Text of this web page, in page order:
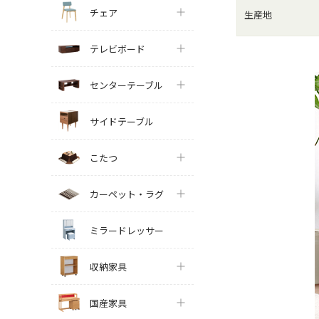
チェア
テレビボード
センターテーブル
サイドテーブル
こたつ
カーペット・ラグ
ミラードレッサー
収納家具
国産家具
生産地